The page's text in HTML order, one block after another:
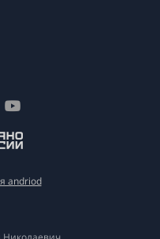
andriod